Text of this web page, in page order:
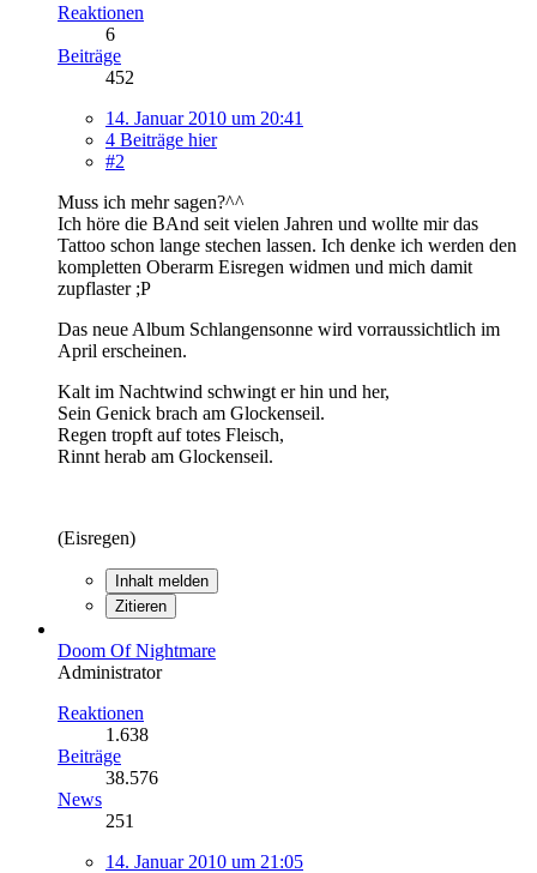
Reaktionen
6
Beiträge
452
14. Januar 2010 um 20:41
4 Beiträge hier
#2
Muss ich mehr sagen?^^
Ich höre die BAnd seit vielen Jahren und wollte mir das
Tattoo schon lange stechen lassen. Ich denke ich werden den
kompletten Oberarm Eisregen widmen und mich damit
zupflaster ;P
Das neue Album Schlangensonne wird vorraussichtlich im
April erscheinen.
Kalt im Nachtwind schwingt er hin und her,
Sein Genick brach am Glockenseil.
Regen tropft auf totes Fleisch,
Rinnt herab am Glockenseil.
(Eisregen)
Inhalt melden
Zitieren
Doom Of Nightmare
Administrator
Reaktionen
1.638
Beiträge
38.576
News
251
14. Januar 2010 um 21:05